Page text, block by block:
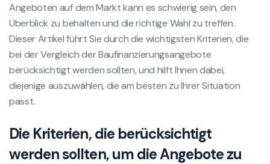
Angeboten auf dem Markt kann es schwierig sein, den
Überblick zu behalten und die richtige Wahl zu treffen.
Dieser Artikel führt Sie durch die wichtigsten Kriterien, die
bei der Vergleich der Baufinanzierungsangebote
berücksichtigt werden sollten, und hilft Ihnen dabei,
diejenige auszuwählen, die am besten zu Ihrer Situation
passt.
Die Kriterien, die berücksichtigt
werden sollten, um die Angebote zu